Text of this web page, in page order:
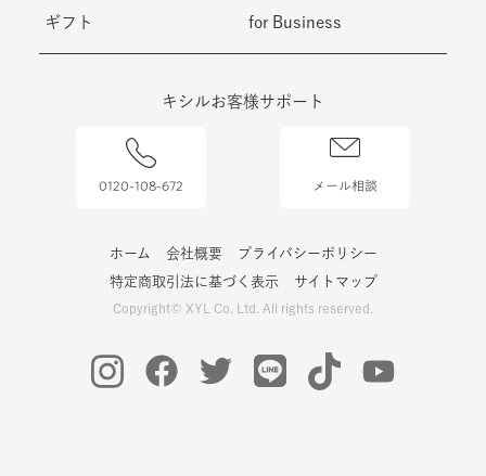
ギフト for Business
キシルお客様サポート
0120-108-672 メール相談
ホーム 会社概要
プライバシーポリシー
特定商取引法に基づく表示
サイトマップ
Copyright© XYL Co. Ltd. All rights reserved.